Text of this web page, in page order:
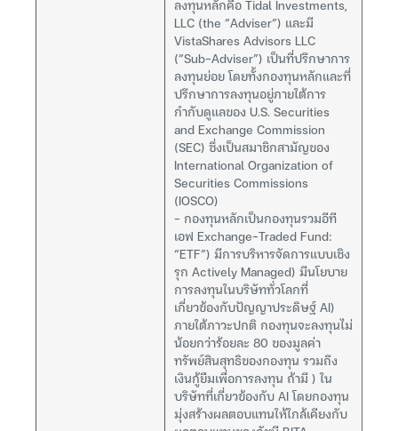
ลงทุนหลักคือ Tidal Investments,
LLC (the “Adviser”) และมี
VistaShares Advisors LLC
(“Sub-Adviser”) เป็นที่ปรึกษาการ
ลงทุนย่อย โดยทั้งกองทุนหลักและที่
ปรึกษาการลงทุนอยู่ภายใต้การ
กำกับดูแลของ U.S. Securities
and Exchange Commission
(SEC) ซึ่งเป็นสมาชิกสามัญของ
International Organization of
Securities Commissions
(IOSCO)
– กองทุนหลักเป็นกองทุนรวมอีที
เอฟ Exchange-Traded Fund:
“ETF”) มีการบริหารจัดการแบบเชิง
รุก Actively Managed) มีนโยบาย
การลงทุนในบริษัททั่วโลกที่
เกี่ยวข้องกับปัญญาประดิษฐ์ AI)
ภายใต้ภาวะปกติ กองทุนจะลงทุนไม่
น้อยกว่าร้อยละ 80 ของมูลค่า
ทรัพย์สินสุทธิของกองทุน รวมถึง
เงินกู้ยืมเพื่อการลงทุน ถ้ามี ) ใน
บริษัทที่เกี่ยวข้องกับ AI โดยกองทุน
มุ่งสร้างผลตอบแทนให้ใกล้เคียงกับ